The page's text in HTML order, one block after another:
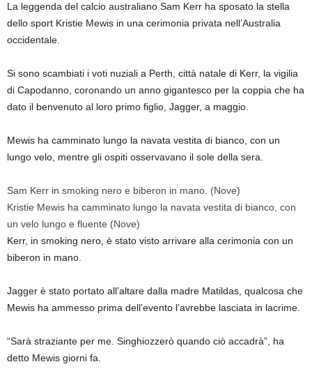
La leggenda del calcio australiano Sam Kerr ha sposato la stella
dello sport Kristie Mewis in una cerimonia privata nell’Australia
occidentale.
Si sono scambiati i voti nuziali a Perth, città natale di Kerr, la vigilia
di Capodanno, coronando un anno gigantesco per la coppia che ha
dato il benvenuto al loro primo figlio, Jagger, a maggio.
Mewis ha camminato lungo la navata vestita di bianco, con un
lungo velo, mentre gli ospiti osservavano il sole della sera.
Sam Kerr in smoking nero e biberon in mano. (Nove)
Kristie Mewis ha camminato lungo la navata vestita di bianco, con
un velo lungo e fluente (Nove)
Kerr, in smoking nero, è stato visto arrivare alla cerimonia con un
biberon in mano.
Jagger è stato portato all’altare dalla madre Matildas, qualcosa che
Mewis ha ammesso prima dell’evento l’avrebbe lasciata in lacrime.
“Sarà straziante per me. Singhiozzerò quando ciò accadrà”, ha
detto Mewis giorni fa.